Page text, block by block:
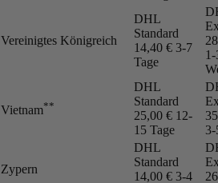
Vereinigtes Königreich
DHL
Standard
14,40 € 3-7
Tage
1-
Vietnam**
DHL
Standard
25,00 € 12-
15 Tage
3-
Zypern
DHL
Standard
14,00 € 3-4